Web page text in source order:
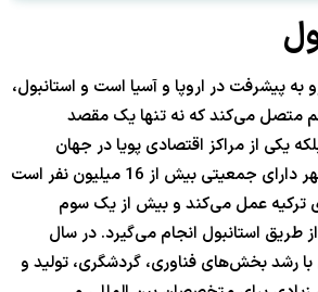
به پیشرفت در اروپا و آسیا است و استانبول،
متصل می‌کند که نه تنها یک مقصد
یکی از مراکز اقتصادی پویا در جهان
محسوب می‌شود. این شهر دارای جمعیتی بیش از 16 میلیون نفر است
ترکیه عمل می‌کند و بیش از یک سوم
طریق استانبول انجام می‌گیرد. در سال
با رشد بخش‌های فناوری، گردشگری، تولید و